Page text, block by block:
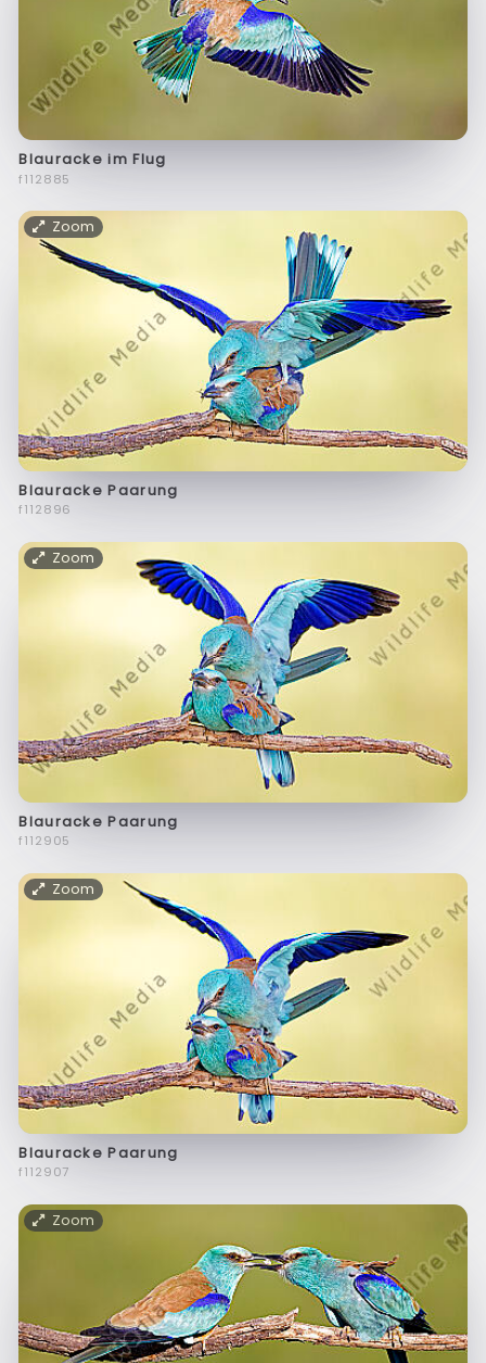
Blauracke im Flug
f112885
Zoom
Blauracke Paarung
f112896
Zoom
Blauracke Paarung
f112905
Zoom
Blauracke Paarung
f112907
Zoom